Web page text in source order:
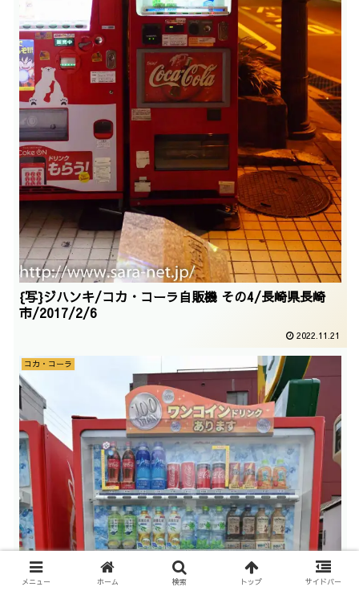
{写}ジハンキ/コカ・コーラ自販機 その4/長崎県長崎
市/2017/2/6
2022.11.21
コカ・コーラ
メニュー ホーム 検索 トップ サイドバー